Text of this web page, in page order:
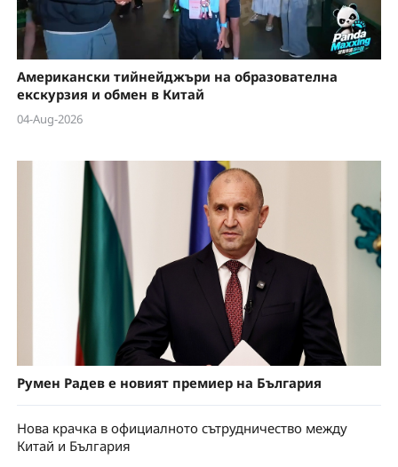
Американски тийнейджъри на образователна
екскурзия и обмен в Китай
04-Aug-2026
Румен Радев е новият премиер на България
Нова крачка в официалното сътрудничество между
Китай и България